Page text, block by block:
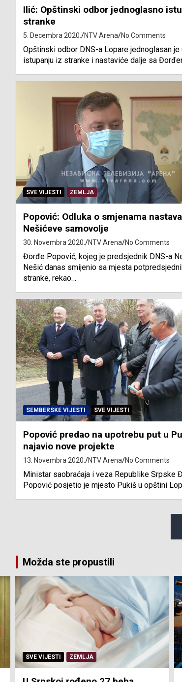
Ilić: Opštinski odbor jednoglasno
stranke
5. Decembra 2020. NTV Arena No Comments
Opštinski odbor DNS-a Lopare jednoglasan je
istupanju iz stranke i nastaviće dalje sa
SVE VIJESTI ZEMLJA
Popović: Odluka o smjenama
Nešićeve samovolje
30. Novembra 2020. NTV Arena No Comments
Đorđe Popović, kojeg je predsjednik DNS-a
Nešić danas smijenio sa mjesta
stranke, rekao…
SEMBERSKE VIJESTI SVE VIJESTI
Popović predao na upotrebu put u
najavio nove projekte
13. Novembra 2020. NTV Arena No Comments
Ministar saobraćaja i veza Republike Srpske
Popović posjetio je mjesto Pukiš u opštini
Možda ste propustili
SERVISNE INFORMACIJE